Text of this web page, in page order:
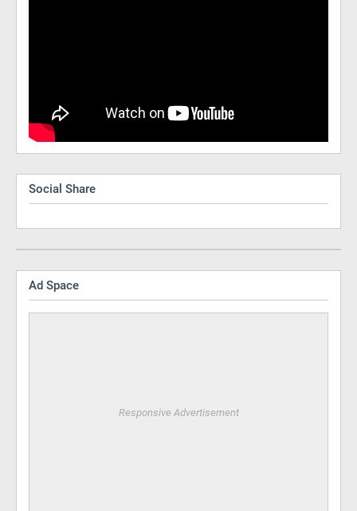
Social Share
Ad Space
Responsive Advertisement